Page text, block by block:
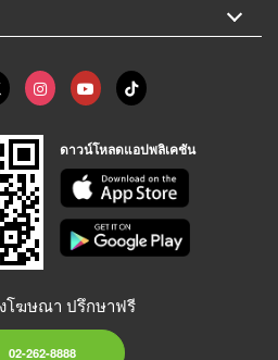
ดาวน์โหลดแอปพลิเคชัน
โฆษณา ปรึกษาฟรี
02-262-8888